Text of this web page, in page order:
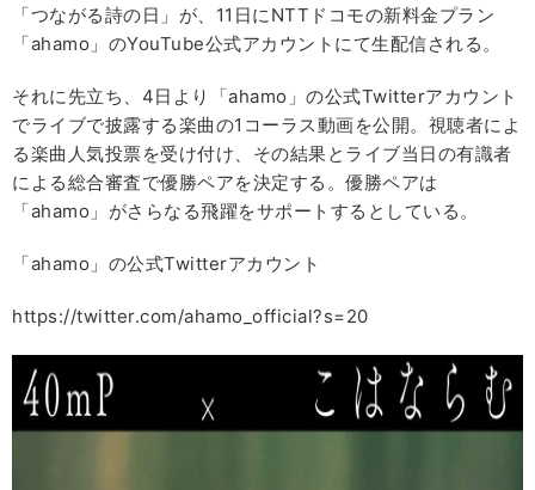
「つながる詩の日」が、11日にNTTドコモの新料金プラン
「ahamo」のYouTube公式アカウントにて生配信される。
それに先立ち、4日より「ahamo」の公式Twitterアカウント
でライブで披露する楽曲の1コーラス動画を公開。視聴者によ
る楽曲人気投票を受け付け、その結果とライブ当日の有識者
による総合審査で優勝ペアを決定する。優勝ペアは
「ahamo」がさらなる飛躍をサポートするとしている。
「ahamo」の公式Twitterアカウント
https://twitter.com/ahamo_official?s=20